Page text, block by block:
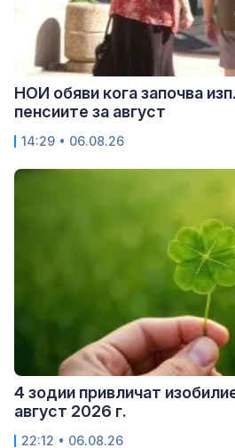
НОИ обяви кога започва
пенсиите за август
14:29 • 06.08.26
4 зодии привличат
август 2026 г.
22:12 • 06.08.26